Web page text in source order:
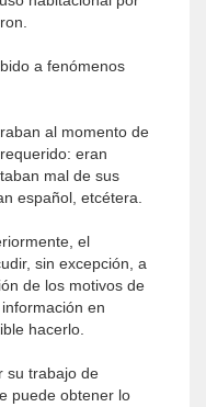
a fenómenos
al momento de
eran
mal de sus
español, etcétera.
el
sin excepción, a
de los motivos de
en
hacerlo.
su trabajo de
puede obtener lo